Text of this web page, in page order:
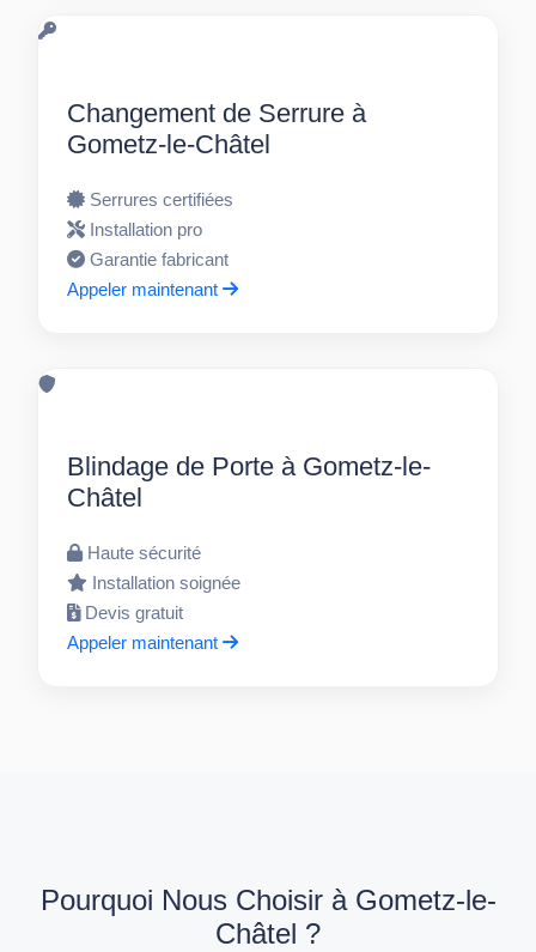
Changement de Serrure à
Gometz-le-Châtel
Serrures certifiées
Installation pro
Garantie fabricant
Appeler maintenant
Blindage de Porte à Gometz-le-
Châtel
Haute sécurité
Installation soignée
Devis gratuit
Appeler maintenant
Pourquoi Nous Choisir à Gometz-le-
Châtel ?